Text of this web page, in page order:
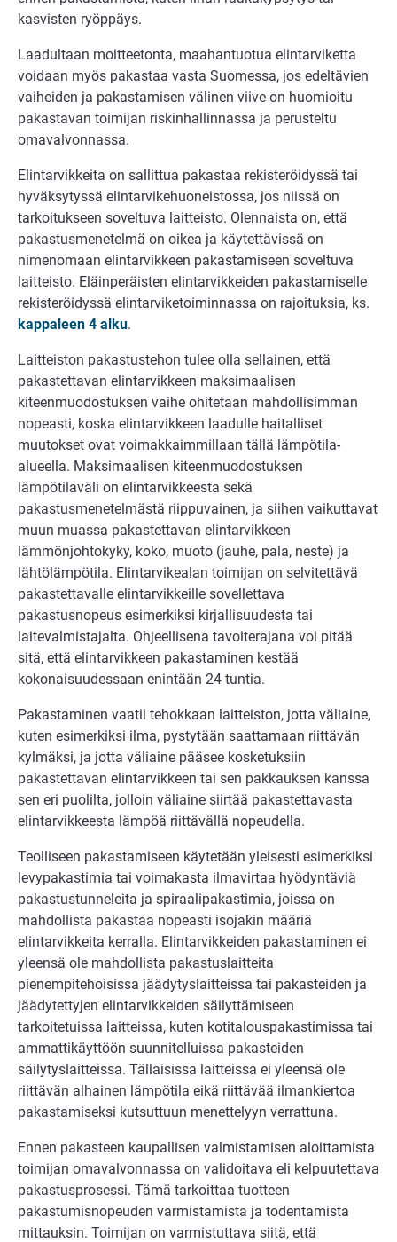
kasvisten ryöppäys.
Laadultaan moitteetonta, maahantuotua elintarviketta
voidaan myös pakastaa vasta Suomessa, jos edeltävien
vaiheiden ja pakastamisen välinen viive on huomioitu
pakastavan toimijan riskinhallinnassa ja perusteltu
omavalvonnassa.
Elintarvikkeita on sallittua pakastaa rekisteröidyssä tai
hyväksytyssä elintarvikehuoneistossa, jos niissä on
tarkoitukseen soveltuva laitteisto. Olennaista on, että
pakastusmenetelmä on oikea ja käytettävissä on
nimenomaan elintarvikkeen pakastamiseen soveltuva
laitteisto. Eläinperäisten elintarvikkeiden pakastamiselle
rekisteröidyssä elintarviketoiminnassa on rajoituksia, ks.
kappaleen 4 alku.
Laitteiston pakastustehon tulee olla sellainen, että
pakastettavan elintarvikkeen maksimaalisen
kiteenmuodostuksen vaihe ohitetaan mahdollisimman
nopeasti, koska elintarvikkeen laadulle haitalliset
muutokset ovat voimakkaimmillaan tällä lämpötila-
alueella. Maksimaalisen kiteenmuodostuksen
lämpötilaväli on elintarvikkeesta sekä
pakastusmenetelmästä riippuvainen, ja siihen vaikuttavat
muun muassa pakastettavan elintarvikkeen
lämmönjohtokyky, koko, muoto (jauhe, pala, neste) ja
lähtölämpötila. Elintarvikealan toimijan on selvitettävä
pakastettavalle elintarvikkeille sovellettava
pakastusnopeus esimerkiksi kirjallisuudesta tai
laitevalmistajalta. Ohjeellisena tavoiterajana voi pitää
sitä, että elintarvikkeen pakastaminen kestää
kokonaisuudessaan enintään 24 tuntia.
Pakastaminen vaatii tehokkaan laitteiston, jotta väliaine,
kuten esimerkiksi ilma, pystytään saattamaan riittävän
kylmäksi, ja jotta väliaine pääsee kosketuksiin
pakastettavan elintarvikkeen tai sen pakkauksen kanssa
sen eri puolilta, jolloin väliaine siirtää pakastettavasta
elintarvikkeesta lämpöä riittävällä nopeudella.
Teolliseen pakastamiseen käytetään yleisesti esimerkiksi
levypakastimia tai voimakasta ilmavirtaa hyödyntäviä
pakastustunneleita ja spiraalipakastimia, joissa on
mahdollista pakastaa nopeasti isojakin määriä
elintarvikkeita kerralla. Elintarvikkeiden pakastaminen ei
yleensä ole mahdollista pakastuslaitteita
pienempitehoisissa jäädytyslaitteissa tai pakasteiden ja
jäädytettyjen elintarvikkeiden säilyttämiseen
tarkoitetuissa laitteissa, kuten kotitalouspakastimissa tai
ammattikäyttöön suunnitelluissa pakasteiden
säilytyslaitteissa. Tällaisissa laitteissa ei yleensä ole
riittävän alhainen lämpötila eikä riittävää ilmankiertoa
pakastamiseksi kutsuttuun menettelyyn verrattuna.
Ennen pakasteen kaupallisen valmistamisen aloittamista
toimijan omavalvonnassa on validoitava eli kelpuutettava
pakastusprosessi. Tämä tarkoittaa tuotteen
pakastumisnopeuden varmistamista ja todentamista
mittauksin. Toimijan on varmistuttava siitä, että